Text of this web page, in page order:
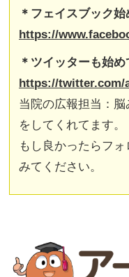
＊フェイスブック
https://
＊ツイッターも始め
https://twitter.com/
当院の広報担当：
をしてくれてます。
もし良かったらフ
みてください。